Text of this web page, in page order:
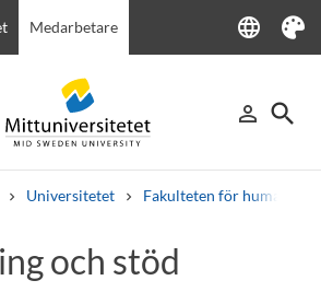
Medarbetare language
Language
Tema
person_outline
Logga in
search
Sök
Universitetet Fakulteten för
och stöd